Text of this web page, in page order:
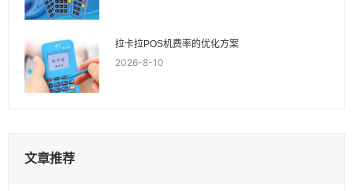
拉卡拉POS机费率的优化方案
2026-8-10
文章推荐